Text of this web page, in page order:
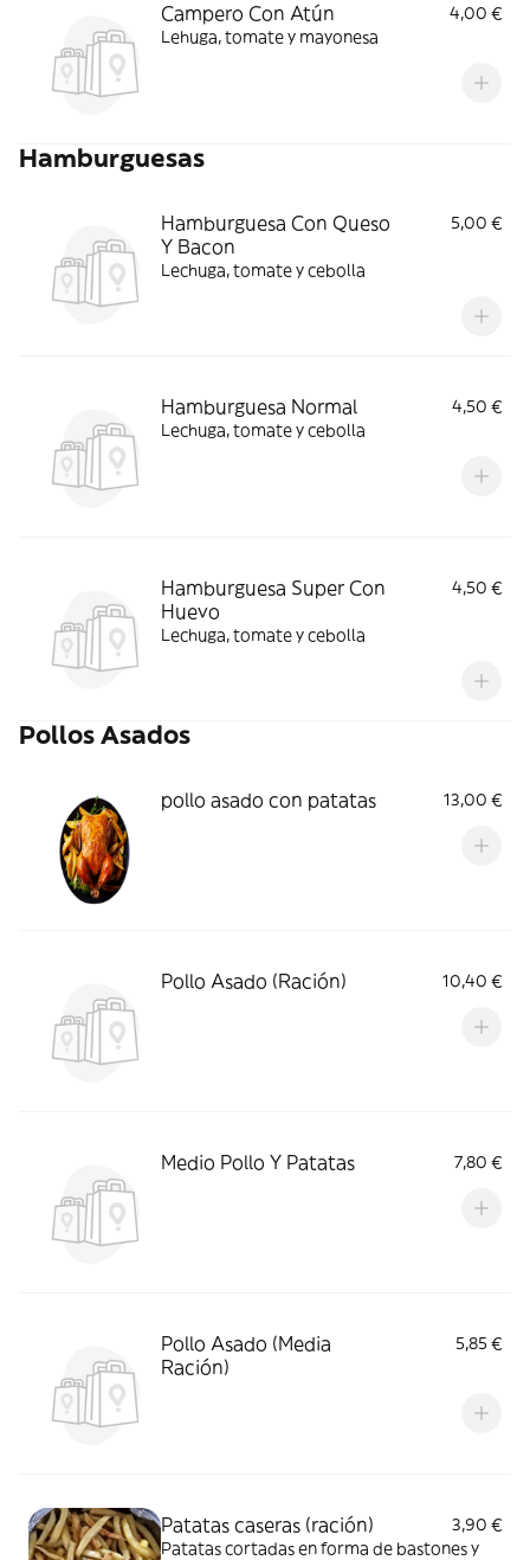
Campero Con Atún
4,00 €
Lehuga, tomate y mayonesa
Hamburguesas
Hamburguesa Con Queso
Y Bacon
5,00 €
Lechuga, tomate y cebolla
Hamburguesa Normal
4,50 €
Lechuga, tomate y cebolla
Hamburguesa Super Con
Huevo
4,50 €
Lechuga, tomate y cebolla
Pollos Asados
pollo asado con patatas 13,00 €
Pollo Asado (Ración) 10,40 €
Medio Pollo Y Patatas 7,80 €
Pollo Asado (Media
Ración)
5,85 €
Patatas caseras (ración)
3,90 €
Patatas cortadas en forma de bastones y